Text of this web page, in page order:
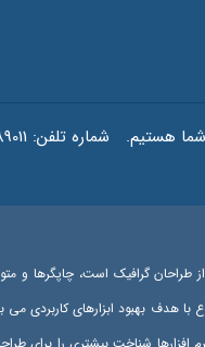
شماره تلفن:
طراحان گرافیک است، چاپگرها و
با هدف بهبود ابزارهای کاربردی